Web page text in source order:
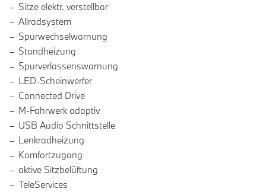
Sitze elektr. verstellbar
Allradsystem
Spurwechselwarnung
Standheizung
Spurverlassenswarnung
LED-Scheinwerfer
Connected Drive
M-Fahrwerk adaptiv
USB Audio Schnittstelle
Lenkradheizung
Komfortzugang
aktive Sitzbelüftung
TeleServices